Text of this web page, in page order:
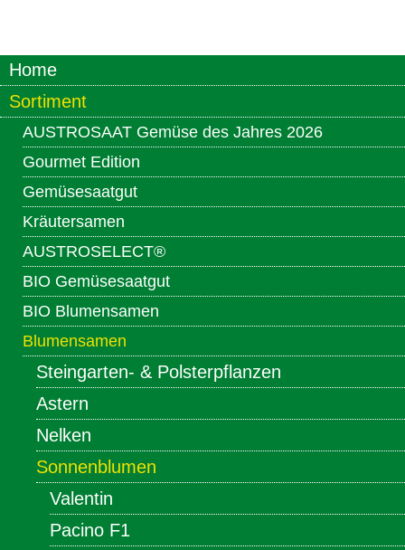
Home
Sortiment
AUSTROSAAT Gemüse des Jahres 2026
Gourmet Edition
Gemüsesaatgut
Kräutersamen
AUSTROSELECT®
BIO Gemüsesaatgut
BIO Blumensamen
Blumensamen
Steingarten- & Polsterpflanzen
Astern
Nelken
Sonnenblumen
Valentin
Pacino F1